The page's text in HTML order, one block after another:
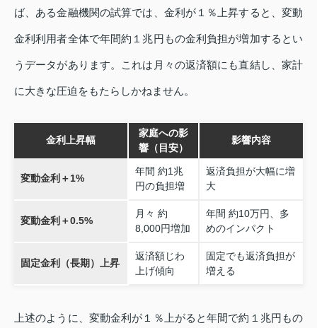
ば、ある金融機関の試算では、金利が１％上昇すると、変動
金利利用者全体で年間約１兆円もの金利負担が増加するとい
うデータがあります。これは月々の返済額にも直結し、家計
に大きな圧迫をもたらしかねません。
金利上昇幅
家庭への影
響（目安）
影響内容
変動金利＋1%
年間 約1兆
円の負担増
返済負担が大幅に増
大
変動金利＋0.5%
月々 約
8,000円増加
年間 約10万円、多
めのインパクト
固定金利（長期）上昇
返済額じわ
上げ傾向
固定でも返済負担が
増える
上述のように、変動金利が１％上がると年間で約１兆円もの